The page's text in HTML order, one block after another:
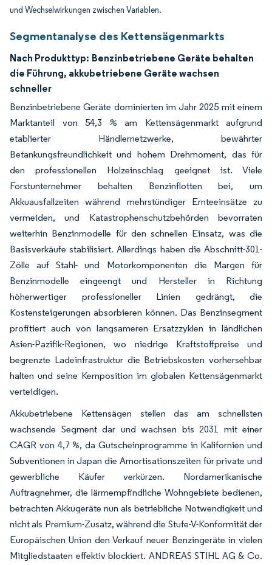
und Wechselwirkungen zwischen Variablen.
Segmentanalyse des Kettensägenmarkts
Nach Produkttyp: Benzinbetriebene Geräte behalten
die Führung, akkubetriebene Geräte wachsen
schneller
Benzinbetriebene Geräte dominierten im Jahr 2025 mit einem
Marktanteil von 54,3 % am Kettensägenmarkt aufgrund
etablierter Händlernetzwerke, bewährter
Betankungsfreundlichkeit und hohem Drehmoment, das für
den professionellen Holzeinschlag geeignet ist. Viele
Forstunternehmer behalten Benzinflotten bei, um
Akkuausfallzeiten während mehrstündiger Ernteeinsätze zu
vermeiden, und Katastrophenschutzbehörden bevorraten
weiterhin Benzinmodelle für den schnellen Einsatz, was die
Basisverkäufe stabilisiert. Allerdings haben die Abschnitt-301-
Zölle auf Stahl- und Motorkomponenten die Margen für
Benzinmodelle eingeengt und Hersteller in Richtung
höherwertiger professioneller Linien gedrängt, die
Kostensteigerungen absorbieren können. Das Benzinsegment
profitiert auch von langsameren Ersatzzyklen in ländlichen
Asien-Pazifik-Regionen, wo niedrige Kraftstoffpreise und
begrenzte Ladeinfrastruktur die Betriebskosten vorhersehbar
halten und seine Kernposition im globalen Kettensägenmarkt
verteidigen.
Akkubetriebene Kettensägen stellen das am schnellsten
wachsende Segment dar und wachsen bis 2031 mit einer
CAGR von 4,7 %, da Gutscheinprogramme in Kalifornien und
Subventionen in Japan die Amortisationszeiten für private und
gewerbliche Käufer verkürzen. Nordamerikanische
Auftragnehmer, die lärmempfindliche Wohngebiete bedienen,
betrachten Akkugeräte nun als betriebliche Notwendigkeit und
nicht als Premium-Zusatz, während die Stufe-V-Konformität der
Europäischen Union den Verkauf neuer Benzingeräte in vielen
Mitgliedstaaten effektiv blockiert. ANDREAS STIHL AG & Co.